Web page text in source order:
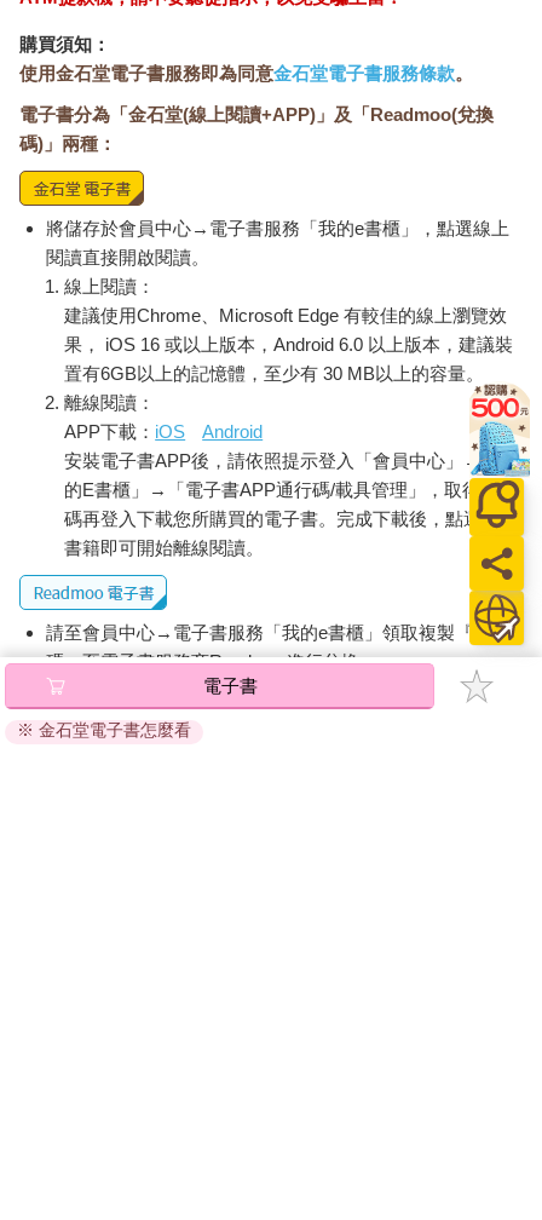
購買須知：
使用金石堂電子書服務即為同意金石堂電子書服務條款。
電子書分為「金石堂(線上閱讀+APP)」及「Readmoo(兌換
碼)」兩種：
將儲存於會員中心→電子書服務「我的e書櫃」，點選線上
閱讀直接開啟閱讀。
線上閱讀：
建議使用Chrome、Microsoft Edge 有較佳的線上瀏覽效
果， iOS 16 或以上版本，Android 6.0 以上版本，建議裝
置有6GB以上的記憶體，至少有 30 MB以上的容量。
離線閱讀：
APP下載： iOS
Android
安裝電子書APP後，請依照提示登入「會員中心」→「我
的E書櫃」→「電子書APP通行碼/載具管理」，取得通行
碼再登入下載您所購買的電子書。完成下載後，點選任一
書籍即可開始離線閱讀。
請至會員中心→電子書服務「我的e書櫃」領取複製『兌換
碼』至電子書服務商Readmoo進行兌換。
退換貨須知：
因版權保護，您在金石堂所購買的電子書僅能以金石堂專屬
電子書
※ 金石堂電子書怎麼看